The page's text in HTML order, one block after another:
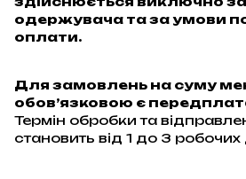
одержувача та за умови
оплати.
Для замовлень на суму
обов’язковою є
Термін обробки та
становить від 1 до 3 робочих